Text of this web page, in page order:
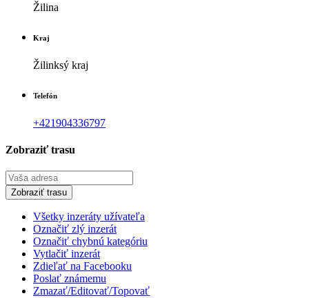
Žilina
Kraj
Žilinksý kraj
Telefón
+421904336797
Zobraziť trasu
Všetky inzeráty užívateľa
Označiť zlý inzerát
Označiť chybnú kategóriu
Vytlačiť inzerát
Zdieľať na Facebooku
Poslať známemu
Zmazať/Editovať/Topovať